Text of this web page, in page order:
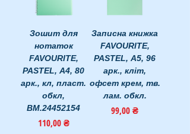
Зошит для
нотаток
FAVOURITE,
PASTEL, А4, 80
арк., кл, пласт.
обкл,
BM.24452154
Ціна
110,00 ₴
Записна книжка
FAVOURITE,
PASTEL, А5, 96
арк., кліт,
офсет крем, тв.
лам. обкл.
Ціна
99,00 ₴